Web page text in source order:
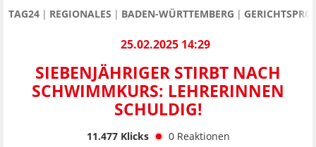
TAG24 REGIONALES BADEN-WÜRTTEMBERG
25.02.2025 14:29
SIEBENJÄHRIGER STIRBT NACH
SCHWIMMKURS: LEHRERINNEN
SCHULDIG!
11.477Klicks 0 Reaktionen